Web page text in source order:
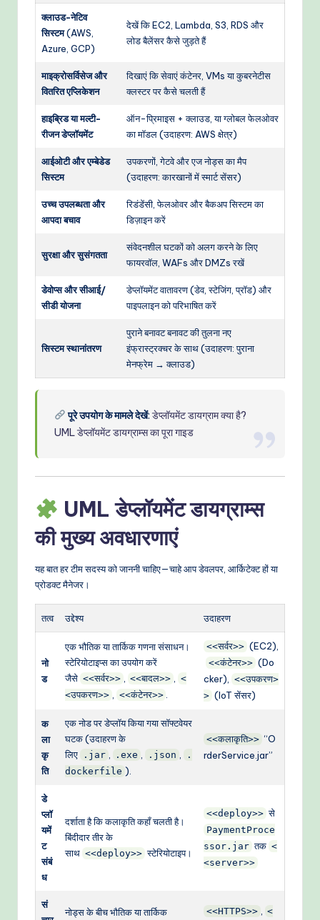
क्लाउड-नेटिव
सिस्टम(AWS,
Azure, GCP)
देखें कि EC2, Lambda, S3, RDS और
लोड बैलेंसर कैसे जुड़ते हैं
माइक्रोसर्विसेज और
वितरित एप्लिकेशन
दिखाएं कि सेवाएं कंटेनर, VMs या कुबरनेटीस
क्लस्टर पर कैसे चलती हैं
हाइब्रिड या मल्टी-
रीजन डेप्लॉयमेंट
ऑन-प्रिमाइस + क्लाउड, या ग्लोबल फेलओवर
का मॉडल (उदाहरण: AWS क्षेत्र)
आईओटी और एम्बेडेड
सिस्टम
उपकरणों, गेटवे और एज नोड्स का मैप
(उदाहरण: कारखानों में स्मार्ट सेंसर)
उच्च उपलब्धता और
आपदा बचाव
रिडंडेंसी, फेलओवर और बैकअप सिस्टम का
डिज़ाइन करें
सुरक्षा और सुसंगतता
संवेदनशील घटकों को अलग करने के लिए
फायरवॉल, WAFs और DMZs रखें
डेवोप्स और सीआई/
सीडी योजना
डेप्लॉयमेंट वातावरण (डेव, स्टेजिंग, प्रॉड) और
पाइपलाइन को परिभाषित करें
सिस्टम स्थानांतरण
पुराने बनावट बनावट की तुलना नए
इंफ्रास्ट्रक्चर के साथ (उदाहरण: पुराना
मेनफ्रेम → क्लाउड)
पूरे उपयोग के मामले देखें:डेप्लॉयमेंट डायग्राम क्या है?
UML डेप्लॉयमेंट डायग्राम्स का पूरा गाइड
UML डेप्लॉयमेंट डायग्राम्स
की मुख्य अवधारणाएं
यह बात हर टीम सदस्य को जाननी चाहिए—चाहे आप डेवलपर, आर्किटेक्ट हों या
प्रोडक्ट मैनेजर।
तत्व उद्देश्य उदाहरण
नो
ड
एक भौतिक या तार्किक गणना संसाधन।
स्टेरियोटाइप्स का उपयोग करें
जैसे <<सर्वर>> <<बादल>>
<
<उपकरण>>
<<कंटेनर>>
<<सर्वर>> (EC2),
<<कंटेनर>> (Do
cker),
<<उपकरण>
> (IoT सेंसर)
क
ला
कृ
ति
एक नोड पर डेप्लॉय किया गया सॉफ्टवेयर
घटक (उदाहरण के
लिए
.jar .exe .json
.
dockerfile ).
<<कलाकृति>> “O
rderService.jar”
डे
प्लॉ
यमें
ट
संबं
ध
दर्शाता है कि कलाकृति कहाँ चलती है।
बिंदीदार तीर के
साथ <<deploy>> स्टेरियोटाइप।
<<deploy>> से
PaymentProce
ssor.jar तक <
<server>>
सं
नोड्स के बीच भौतिक या तार्किक <<HTTPS>> <